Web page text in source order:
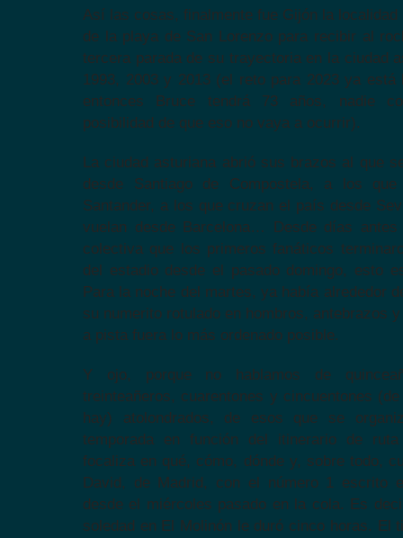
Así las cosas, finalmente fue Gijón la
de la playa de San Lorenzo para recibir al
tercera parada de su trayectoria en la ciudad
1993, 2003 y 2013 (el reto para 2023 ya está
entonces Bruce tendrá 73 años, nadie
posibilidad de que eso no vaya a ocurrir).
La ciudad asturiana abrió sus brazos al que
desde Santiago de Compostela, a los
Santander, a los que cruzan el país desde
vuelan desde Barcelona… Desde días
colectiva que los primeros fanáticos
del estadio desde el pasado domingo, esto
Para la noche del martes, ya había alrededor
su numerito rotulado en hombros, antebrazos
a pista fuera lo más ordenado posible.
Y ojo, porque no hablamos de
treinteañeros, cuarentones y cincuentones
hay) atolondrados, de esos que se
temporada en función del itinerario de
focaliza en qué, cómo, dónde y, sobre todo,
David, de Madrid, con el número 1 escrito
desde el miércoles pasado en la cola. Es
soledad en El Molinón le duró cinco horas. El